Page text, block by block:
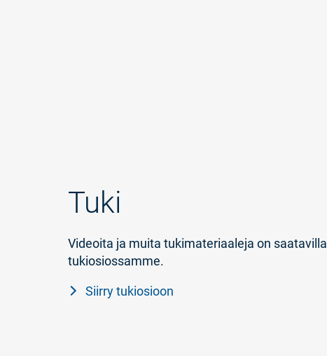
Tuki
Videoita ja muita tukimateriaaleja on saatavilla
tukiosiossamme.
Siirry tukiosioon